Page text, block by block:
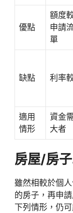
優點
額度
申請
單
缺點 利率
適用
情形
資金
大者
房屋/房
雖然相較於個
的房子，再申
下列情形，仍